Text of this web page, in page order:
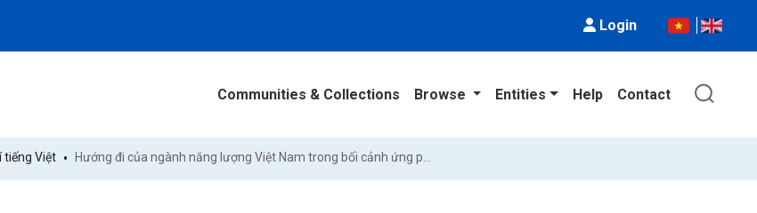
Login
Communities & Collections Browse Entities Help Contact
tiếng Việt